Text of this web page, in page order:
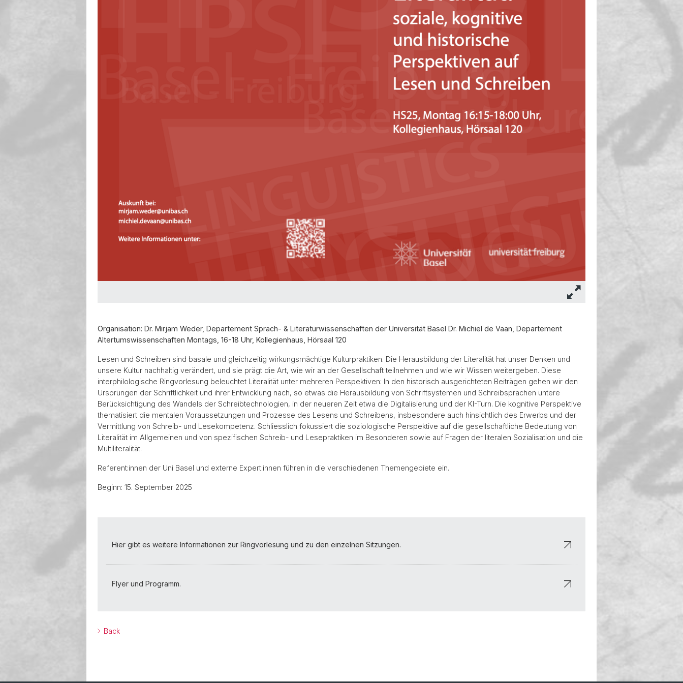
Organisation: Dr. Mirjam Weder, Departement Sprach- & Literaturwissenschaften der Universität Basel Dr. Michiel de Vaan, Departement
Altertumswissenschaften Montags, 16-18 Uhr, Kollegienhaus, Hörsaal 120
Lesen und Schreiben sind basale und gleichzeitig wirkungsmächtige Kulturpraktiken. Die Herausbildung der Literalität hat unser Denken und
unsere Kultur nachhaltig verändert, und sie prägt die Art, wie wir an der Gesellschaft teilnehmen und wie wir Wissen weitergeben. Diese
interphilologische Ringvorlesung beleuchtet Literalität unter mehreren Perspektiven: In den historisch ausgerichteten Beiträgen gehen wir den
Ursprüngen der Schriftlichkeit und ihrer Entwicklung nach, so etwas die Herausbildung von Schriftsystemen und Schreibsprachen untere
Berücksichtigung des Wandels der Schreibtechnologien, in der neueren Zeit etwa die Digitalisierung und der KI-Turn. Die kognitive Perspektive
thematisiert die mentalen Voraussetzungen und Prozesse des Lesens und Schreibens, insbesondere auch hinsichtlich des Erwerbs und der
Vermittlung von Schreib- und Lesekompetenz. Schliesslich fokussiert die soziologische Perspektive auf die gesellschaftliche Bedeutung von
Literalität im Allgemeinen und von spezifischen Schreib- und Lesepraktiken im Besonderen sowie auf Fragen der literalen Sozialisation und die
Multiliteralität.
Referent:innen der Uni Basel und externe Expert:innen führen in die verschiedenen Themengebiete ein.
Beginn: 15. September 2025
Hier gibt es weitere Informationen zur Ringvorlesung und zu den einzelnen Sitzungen.
Flyer und Programm.
Back